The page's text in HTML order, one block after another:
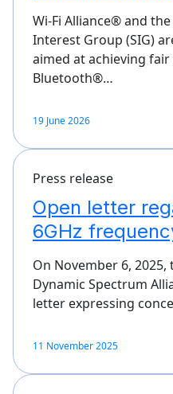
Wi-Fi Alliance® and
Interest Group (SIG)
aimed at achieving
Bluetooth®…
19 June 2026
Press release
Open letter
6GHz
On November 6, 2025,
Dynamic Spectrum
letter expressing
11 November 2025